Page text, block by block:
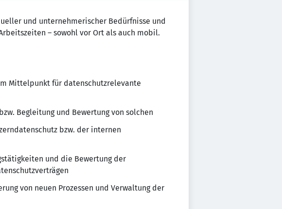
und unternehmerischer Bedürfnisse und
– sowohl vor Ort als auch mobil.
Mittelpunkt für datenschutzrelevante
Begleitung und Bewertung von solchen
bzw. der internen
und die Bewertung der
von neuen Prozessen und Verwaltung der